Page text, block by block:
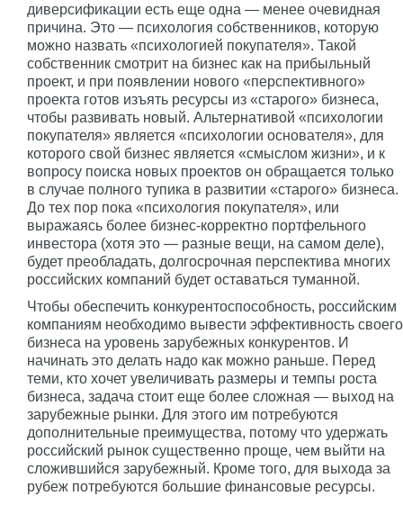
диверсификации есть еще одна — менее очевидная
причина. Это — психология собственников, которую
можно назвать «психологией покупателя». Такой
собственник смотрит на бизнес как на прибыльный
проект, и при появлении нового «перспективного»
проекта готов изъять ресурсы из «старого» бизнеса,
чтобы развивать новый. Альтернативой «психологии
покупателя» является «психологии основателя», для
которого свой бизнес является «смыслом жизни», и к
вопросу поиска новых проектов он обращается только
в случае полного тупика в развитии «старого» бизнеса.
До тех пор пока «психология покупателя», или
выражаясь более бизнес-корректно портфельного
инвестора (хотя это — разные вещи, на самом деле),
будет преобладать, долгосрочная перспектива многих
российских компаний будет оставаться туманной.
Чтобы обеспечить конкурентоспособность, российским
компаниям необходимо вывести эффективность своего
бизнеса на уровень зарубежных конкурентов. И
начинать это делать надо как можно раньше. Перед
теми, кто хочет увеличивать размеры и темпы роста
бизнеса, задача стоит еще более сложная — выход на
зарубежные рынки. Для этого им потребуются
дополнительные преимущества, потому что удержать
российский рынок существенно проще, чем выйти на
сложившийся зарубежный. Кроме того, для выхода за
рубеж потребуются большие финансовые ресурсы.